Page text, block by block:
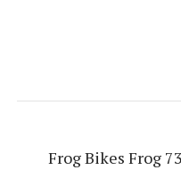
Frog Bikes Frog